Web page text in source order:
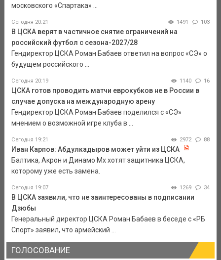
московского «Спартака» ...
Сегодня 20:21 1491 103
В ЦСКА верят в частичное снятие ограничений на
российский футбол с сезона-2027/28
Гендиректор ЦСКА Роман Бабаев ответил на вопрос «СЭ» о
будущем российского ...
Сегодня 20:19 1140 16
ЦСКА готов проводить матчи еврокубков не в России в
случае допуска на международную арену
Гендиректор ЦСКА Роман Бабаев поделился с «СЭ»
мнением о возможной игре клуба в ...
Сегодня 19:21 2972 88
Иван Карпов: Абдулкадыров может уйти из ЦСКА
Балтика, Акрон и Динамо Мх хотят защитника ЦСКА,
которому уже есть замена.
Сегодня 19:07 1269 34
В ЦСКА заявили, что не заинтересованы в подписании
Дзюбы
Генеральный директор ЦСКА Роман Бабаев в беседе с «РБ
Спорт» заявил, что армейский ...
ГОЛОСОВАНИЕ